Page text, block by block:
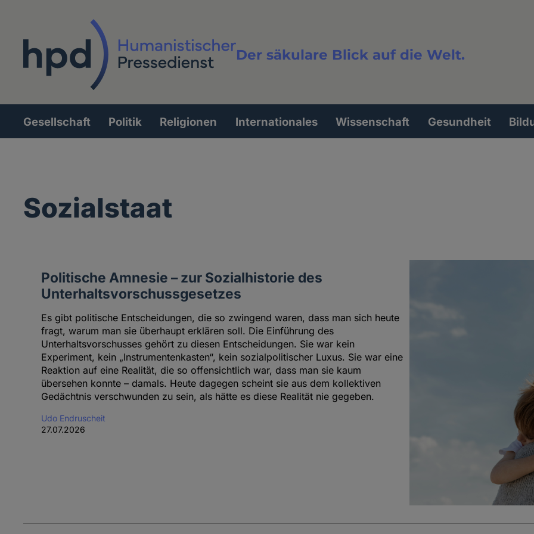
Der säkulare Blick auf die Welt.
Volltextsuche
Hauptnavigation
Gesellschaft Politik Religionen Internationales Wissenschaft Gesundheit
Sozialstaat
Politische Amnesie – zur Sozialhistorie des
Unterhaltsvorschussgesetzes
Es gibt politische Entscheidungen, die so zwingend waren, dass man sich heute
fragt, warum man sie überhaupt erklären soll. Die Einführung des
Unterhaltsvorschusses gehört zu diesen Entscheidungen. Sie war kein
Experiment, kein „Instrumentenkasten“, kein sozialpolitischer Luxus. Sie war eine
Reaktion auf eine Realität, die so offensichtlich war, dass man sie kaum
übersehen konnte – damals. Heute dagegen scheint sie aus dem kollektiven
Gedächtnis verschwunden zu sein, als hätte es diese Realität nie gegeben.
Udo Endruscheit
27.07.2026